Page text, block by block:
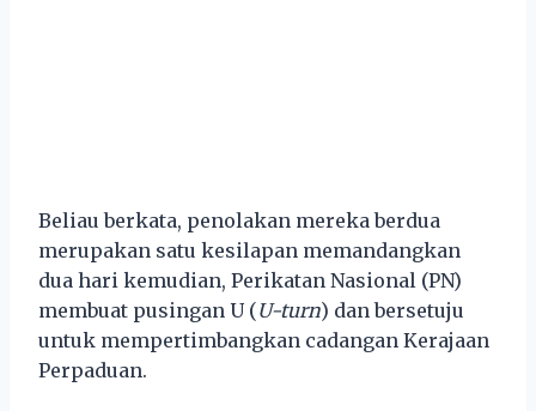
Beliau berkata, penolakan mereka berdua
merupakan satu kesilapan memandangkan
dua hari kemudian, Perikatan Nasional (PN)
membuat pusingan U (U-turn) dan bersetuju
untuk mempertimbangkan cadangan Kerajaan
Perpaduan.